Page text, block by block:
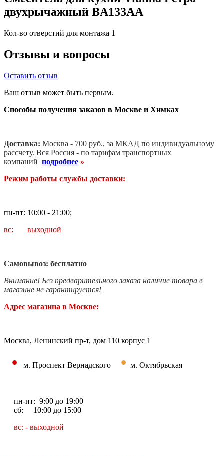
двухрычажный BA133AA
Кол-во отверстий для монтажа 1
Отзывы и вопросы
Оставить отзыв
Ваш отзыв может быть первым.
Способы получения заказов в Москве и Химках
Доставка: Москва - 700 руб., за МКАД по индивидуальному
рассчету. Вся Россия - по тарифам транспортных
компаний подробнее »
Режим работы службы доставки:
пн-пт: 10:00 - 21:00;
вс: выходной
Самовывоз: бесплатно
Внимание! Без предварительного заказа наличие товара в
магазине не гарантируется!
Адрес магазина в Москве:
Москва, Ленинский пр-т, дом 110 корпус 1
• м. Проспект Вернадского • м. Октябрьская
пн-пт: 9:00 до 19:00
сб: 10:00 до 15:00
вс: - выходной